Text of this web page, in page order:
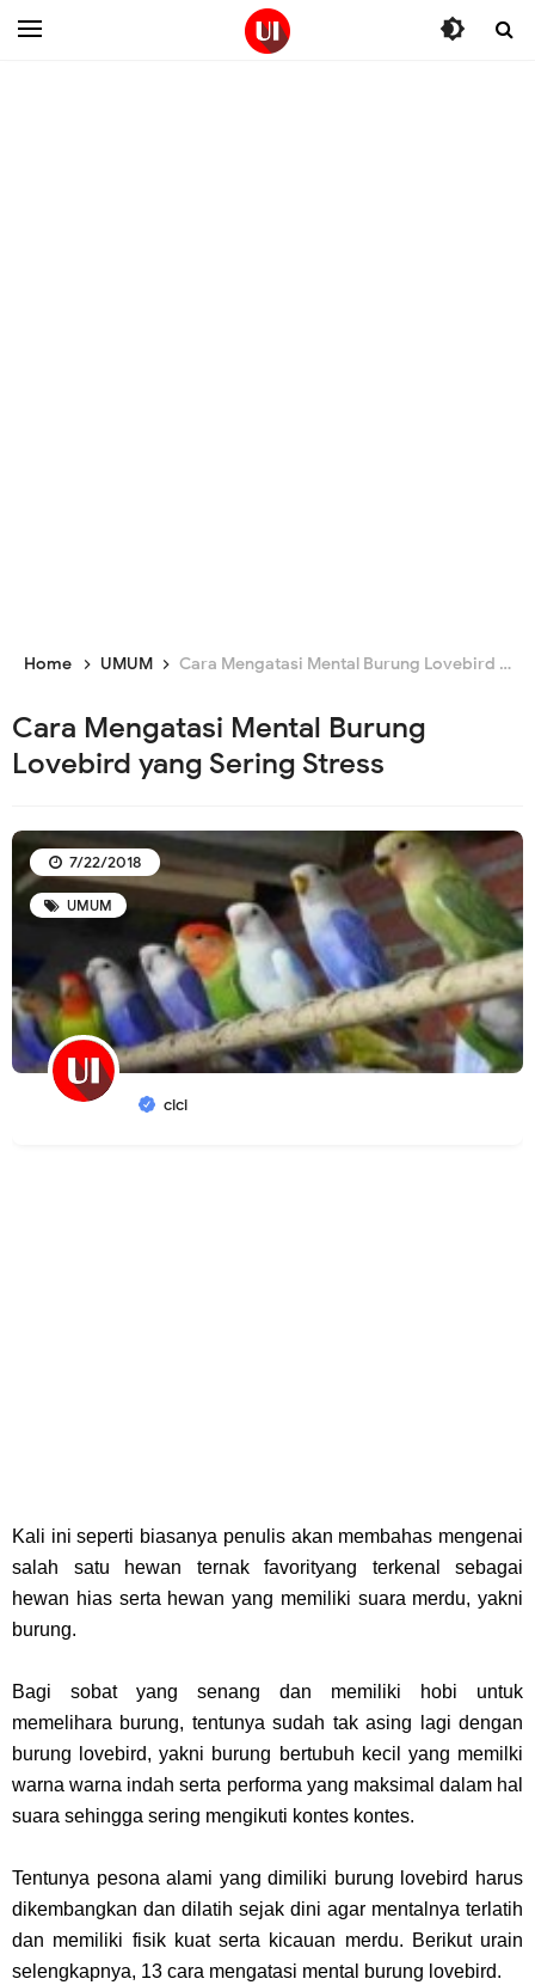
Home UMUM Cara Mengatasi Mental Burung Lovebird yang Sering Stress
Cara Mengatasi Mental Burung
Lovebird yang Sering Stress
UMUM
cici
7/22/2018
Kali ini seperti biasanya penulis akan membahas mengenai
salah satu hewan ternak favorityang terkenal sebagai
hewan hias serta hewan yang memiliki suara merdu, yakni
burung.
Bagi sobat yang senang dan memiliki hobi untuk
memelihara burung, tentunya sudah tak asing lagi dengan
burung lovebird, yakni burung bertubuh kecil yang memilki
warna warna indah serta performa yang maksimal dalam hal
suara sehingga sering mengikuti kontes kontes.
Tentunya pesona alami yang dimiliki burung lovebird harus
dikembangkan dan dilatih sejak dini agar mentalnya terlatih
dan memiliki fisik kuat serta kicauan merdu. Berikut urain
selengkapnya, 13 cara mengatasi mental burung lovebird.